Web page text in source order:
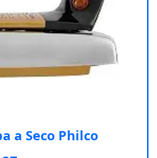
a Seco Philco